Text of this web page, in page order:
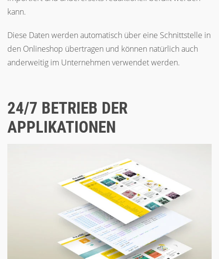
kann.
Diese Daten werden automatisch über eine Schnittstelle in
den Onlineshop übertragen und können natürlich auch
anderweitig im Unternehmen verwendet werden.
24/7 BETRIEB DER
APPLIKATIONEN